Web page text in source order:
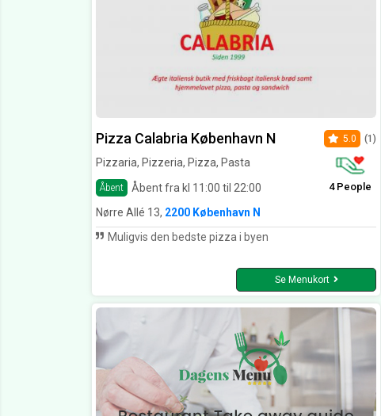
Pizza Calabria København N
Pizzaria, Pizzeria, Pizza, Pasta
Åbent Åbent fra kl 11:00 til 22:00
5.0 (1)
4 People
Nørre Allé 13, 2200 København N
Muligvis den bedste pizza i byen
Se Menukort